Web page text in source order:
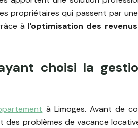
propriétaires qui passent par
à l'optimisation des
choisi la
à Limoges. Avant de
problèmes de vacance